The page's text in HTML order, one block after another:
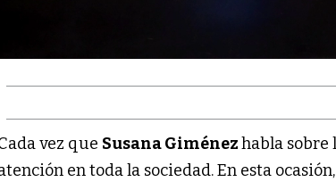
vez que Susana Giménezhabla sobre
en toda la sociedad. En esta